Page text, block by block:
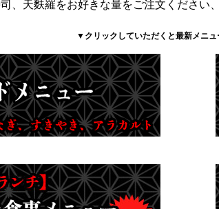
、天麩羅をお好きな量をご注文ください
▼クリックしていただくと最新メニ